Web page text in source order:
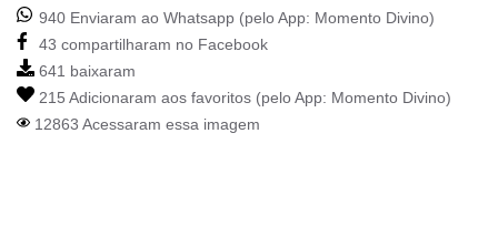
940 Enviaram ao Whatsapp (pelo App: Momento Divino)
43 compartilharam no Facebook
641 baixaram
215 Adicionaram aos favoritos (pelo App: Momento Divino)
12863 Acessaram essa imagem